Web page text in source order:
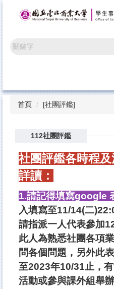
首頁 [社團評鑑]
112社團評鑑
社團評鑑各時程
詳讀：
1.請記得填寫google
入填寫至11/14(二
請指派一人代表參加
此人為熟悉社團各項
問各個問題，另外此
至2023年10/31止，
活動或參與課外組舉